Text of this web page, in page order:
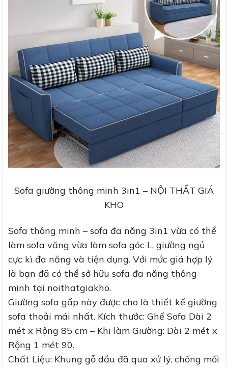
Sofa giường thông minh 3in1 – NỘI THẤT GIÁ
KHO
Sofa thông minh – sofa đa năng 3in1 vừa có thể
làm sofa văng vừa làm sofa góc L, giường ngủ
cực kì đa năng và tiện dụng. Với mức giá hợp lý
là bạn đã có thể sở hữu sofa đa năng thông
minh tại noithatgiakho.
Giường sofa gấp này được cho là thiết kế giường
sofa thoải mái nhất. Kích thước: Ghế Sofa Dài 2
mét x Rộng 85 cm – Khi làm Giường: Dài 2 mét x
Rộng 1 mét 90.
Chất Liệu: Khung gỗ dầu đã qua xử lý, chống mối